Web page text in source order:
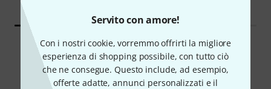
Servito con amore!
Con i nostri cookie, vorremmo offrirti la migliore
esperienza di shopping possibile, con tutto ciò
che ne consegue. Questo include, ad esempio,
offerte adatte, annunci personalizzati e il